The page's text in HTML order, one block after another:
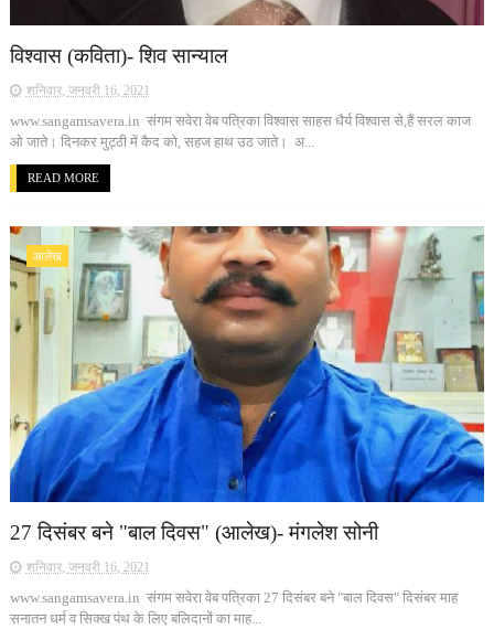
विश्वास (कविता)- शिव सान्याल
शनिवार, जनवरी 16, 2021
www.sangamsavera.in संगम सवेरा वेब पत्रिका विश्वास साहस धैर्य विश्वास से,हैं सरल काज
ओ जाते। दिनकर मुट्ठी में कैद को, सहज हाथ उठ जाते। अ...
READ MORE
आलेख
27 दिसंबर बने "बाल दिवस" (आलेख)- मंगलेश सोनी
शनिवार, जनवरी 16, 2021
www.sangamsavera.in संगम सवेरा वेब पत्रिका 27 दिसंबर बने "बाल दिवस" दिसंबर माह
सनातन धर्म व सिक्ख पंथ के लिए बलिदानों का माह...